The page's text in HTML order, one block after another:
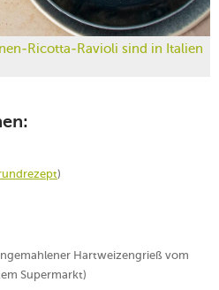
Ricotta-Ravioli sind in Italien
)
Hartweizengrieß vom
Supermarkt)